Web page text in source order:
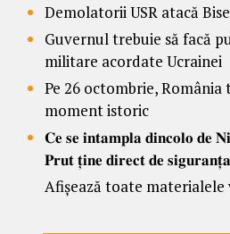
Demolatorii USR atacă
Guvernul trebuie să facă
militare acordate Ucrainei
Pe 26 octombrie, România
moment istoric
𝐂𝐞 𝐬𝐞 𝐢𝐧𝐭𝐚𝐦𝐩𝐥𝐚 𝐝𝐢𝐧𝐜𝐨𝐥𝐨 𝐝𝐞
𝐏𝐫𝐮𝐭 𝐭̦𝐢𝐧𝐞 𝐝𝐢𝐫𝐞𝐜𝐭 𝐝𝐞
Afișează toate materialele